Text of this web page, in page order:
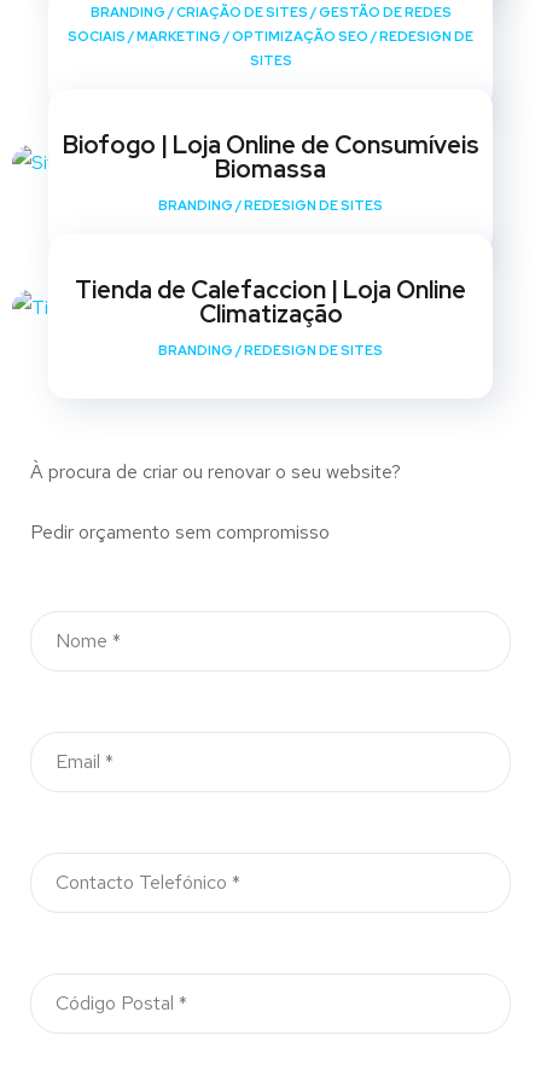
BRANDING /CRIAÇÃO DE SITES /GESTÃO DE REDES
SOCIAIS /MARKETING /OPTIMIZAÇÃO SEO /REDESIGN DE
SITES
Biofogo | Loja Online de Consumíveis
Biomassa
BRANDING /REDESIGN DE SITES
Tienda de Calefaccion | Loja Online
Climatização
BRANDING /REDESIGN DE SITES
À procura de criar ou renovar o seu website?
Pedir orçamento sem compromisso